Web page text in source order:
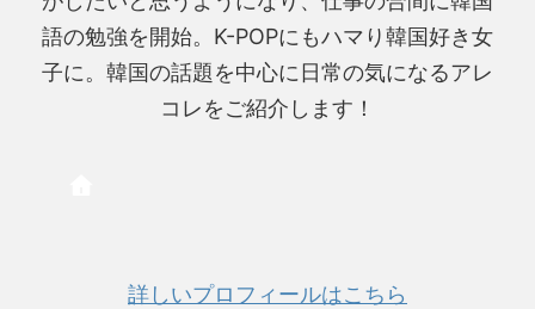
語の勉強を開始。K-POPにもハマり韓国好き女
子に。韓国の話題を中心に日常の気になるアレ
コレをご紹介します！
詳しいプロフィールはこちら